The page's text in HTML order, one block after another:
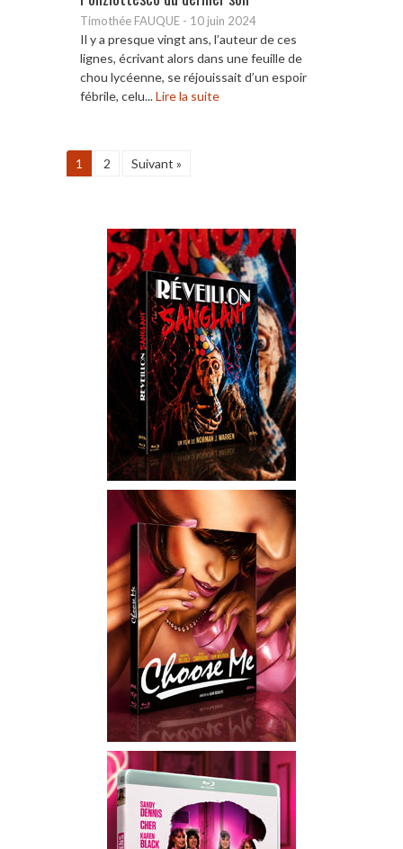
Timothée FAUQUE - 10 juin 2024
Il y a presque vingt ans, l’auteur de ces
lignes, écrivant alors dans une feuille de
chou lycéenne, se réjouissait d’un espoir
fébrile, celu...Lire la suite
1 2 Suivant »